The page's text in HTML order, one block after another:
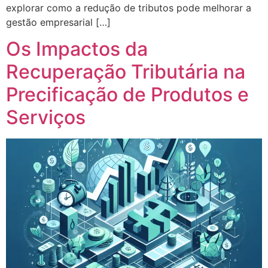
explorar como a redução de tributos pode melhorar a
gestão empresarial […]
Os Impactos da
Recuperação Tributária na
Precificação de Produtos e
Serviços